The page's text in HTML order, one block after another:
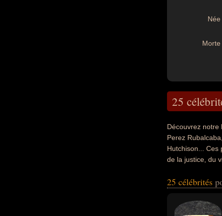
Née
Morte
25
Découvrez notre
Perez
Hutchison... Ces
de la justice, du
ou du rock. Ces
secrétaire
d'orchestre,
25 célébrités